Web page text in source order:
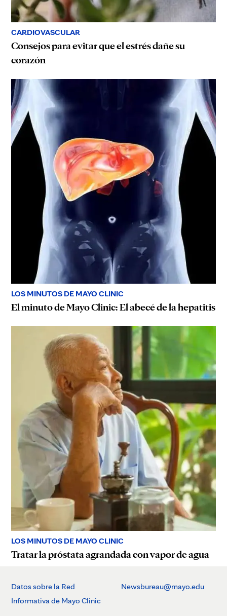
CARDIOVASCULAR
Consejos para evitar que el estrés dañe su
corazón
LOS MINUTOS DE MAYO CLINIC
El minuto de Mayo Clinic: El abecé de la hepatitis
LOS MINUTOS DE MAYO CLINIC
Tratar la próstata agrandada con vapor de agua
Datos sobre la Red
Informativa de Mayo Clinic
Newsbureau@mayo.edu